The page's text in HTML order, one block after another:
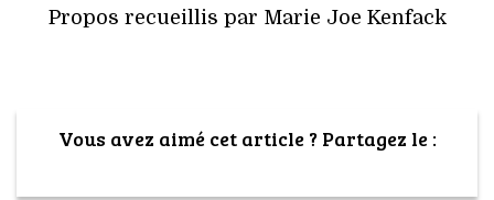
Propos recueillis par Marie Joe Kenfack
Vous avez aimé cet article ? Partagez le :